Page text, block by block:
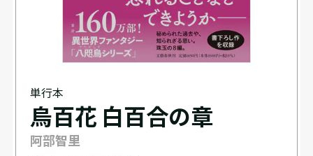
単行本
烏百花 白百合の章
阿部智里